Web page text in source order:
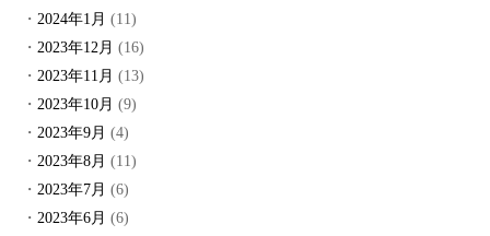
2024年1月 (11)
2023年12月 (16)
2023年11月 (13)
2023年10月 (9)
2023年9月 (4)
2023年8月 (11)
2023年7月 (6)
2023年6月 (6)